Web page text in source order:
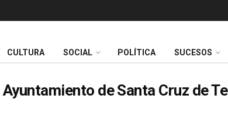
CULTURA SOCIAL POLÍTICA SUCESOS
Ayuntamiento de Santa Cruz de